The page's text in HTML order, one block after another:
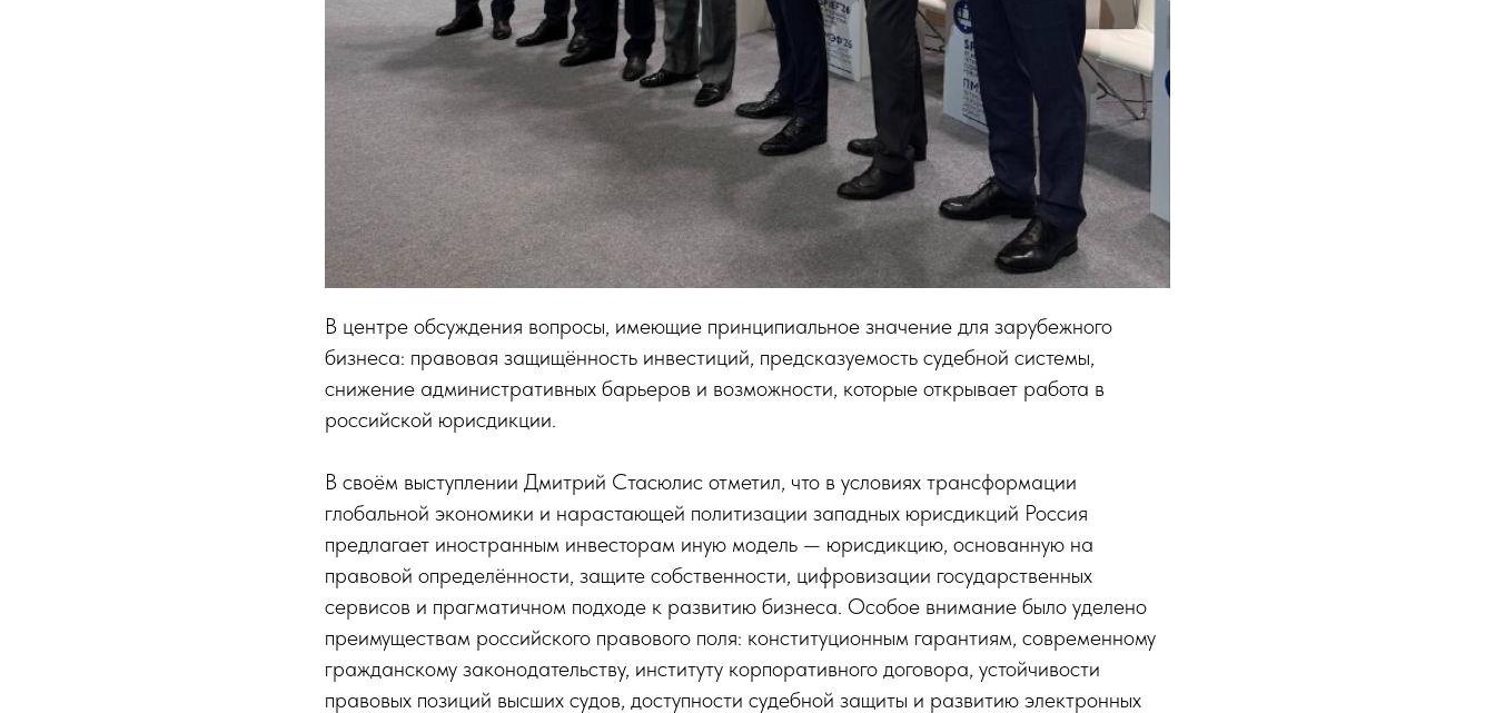
В центре обсуждения вопросы, имеющие принципиальное значение для зарубежного
бизнеса: правовая защищённость инвестиций, предсказуемость судебной системы,
снижение административных барьеров и возможности, которые открывает работа в
российской юрисдикции.
В своём выступлении Дмитрий Стасюлис отметил, что в условиях трансформации
глобальной экономики и нарастающей политизации западных юрисдикций Россия
предлагает иностранным инвесторам иную модель — юрисдикцию, основанную на
правовой определённости, защите собственности, цифровизации государственных
сервисов и прагматичном подходе к развитию бизнеса. Особое внимание было уделено
преимуществам российского правового поля: конституционным гарантиям, современному
гражданскому законодательству, институту корпоративного договора, устойчивости
правовых позиций высших судов, доступности судебной защиты и развитию электронных